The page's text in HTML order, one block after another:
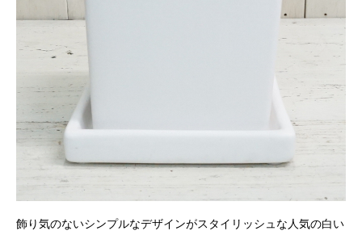
飾り気のないシンプルなデザインがスタイリッシュな人気の白い